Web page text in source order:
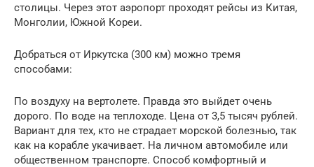
столицы. Через этот аэропорт проходят рейсы из Китая,
Монголии, Южной Кореи.
Добраться от Иркутска (300 км) можно тремя
способами:
По воздуху на вертолете. Правда это выйдет очень
дорого. По воде на теплоходе. Цена от 3,5 тысяч рублей.
Вариант для тех, кто не страдает морской болезнью, так
как на корабле укачивает. На личном автомобиле или
общественном транспорте. Способ комфортный и